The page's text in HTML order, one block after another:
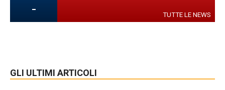
- TUTTE LE NEWS
GLI ULTIMI ARTICOLI